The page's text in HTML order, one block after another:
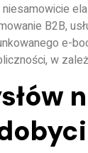
niesamowicie
B2B,
e-
w